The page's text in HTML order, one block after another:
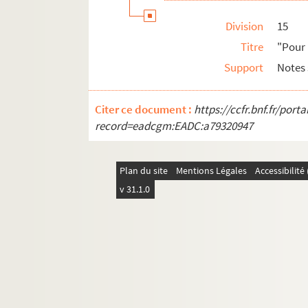
Ms 2547. "Note des papiers remis à
Ms 2548. Bibliothèque du château de La
Ms 2549. Fiches d'ouvrages de la
Ms 2550. [Titre absent ou non renseigné]
Ms 2551. Publication des manuscrits
Ms 2552. Dossier sur la publication des
Ms 2553. Extrait du registre des procès-
Ms 2554. "Société des Bibliophiles de
Ms 2555. Lettre autographe de Raymond
Ms 2556. Lettres adressées au Baron
Division
15
Titre
"Pour
Support
Citer ce document : https://ccfr.bnf.fr/
record=eadcgm:EADC:a79320947
Plan du site Mentions Légales
v 31.1.0